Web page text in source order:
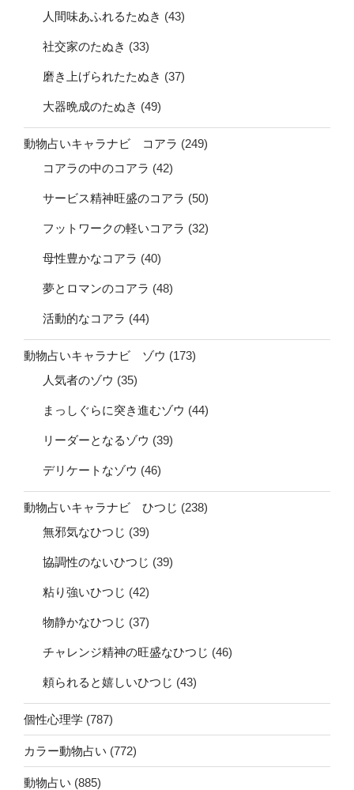
人間味あふれるたぬき (43)
社交家のたぬき (33)
磨き上げられたたぬき (37)
大器晩成のたぬき (49)
動物占いキャラナビ コアラ (249)
コアラの中のコアラ (42)
サービス精神旺盛のコアラ (50)
フットワークの軽いコアラ (32)
母性豊かなコアラ (40)
夢とロマンのコアラ (48)
活動的なコアラ (44)
動物占いキャラナビ ゾウ (173)
人気者のゾウ (35)
まっしぐらに突き進むゾウ (44)
リーダーとなるゾウ (39)
デリケートなゾウ (46)
動物占いキャラナビ ひつじ (238)
無邪気なひつじ (39)
協調性のないひつじ (39)
粘り強いひつじ (42)
物静かなひつじ (37)
チャレンジ精神の旺盛なひつじ (46)
頼られると嬉しいひつじ (43)
個性心理学 (787)
カラー動物占い (772)
動物占い (885)